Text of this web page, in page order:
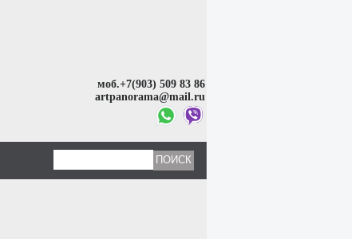
моб.+7(903) 509 83 86
artpanorama@mail.ru